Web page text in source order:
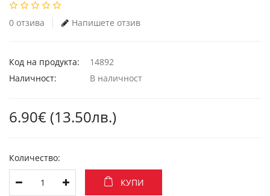
0 отзива Напишете отзив
Код на продукта:
14892
Наличност:
В наличност
6.90€ (13.50лв.)
Количество:
КУПИ